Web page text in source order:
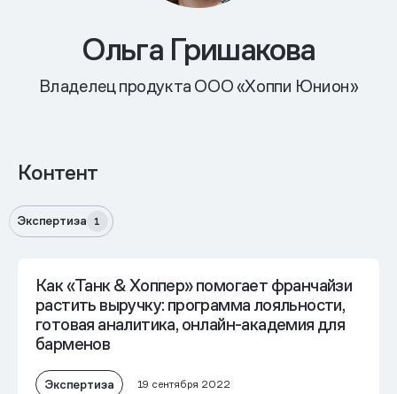
Ольга Гришакова
Владелец продукта ООО «Хоппи Юнион»
Контент
Экспертиза 1
Как «Танк & Хоппер» помогает франчайзи
растить выручку: программа лояльности,
готовая аналитика, онлайн-академия для
барменов
Экспертиза 19 сентября 2022